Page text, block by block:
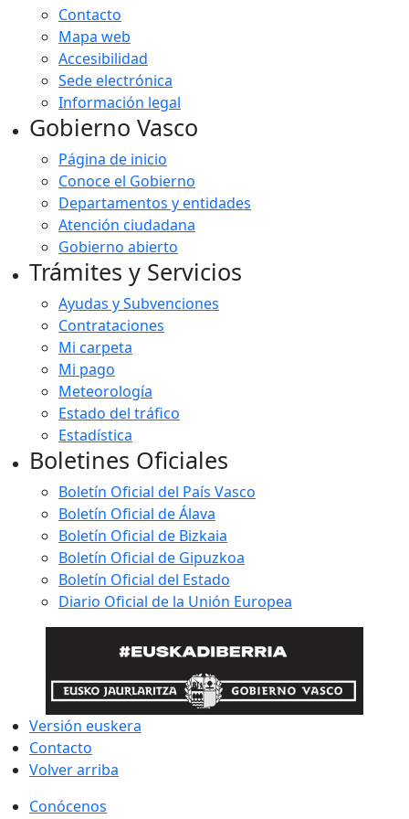
Contacto
Mapa web
Accesibilidad
Sede electrónica
Información legal
Gobierno Vasco
Página de inicio
Conoce el Gobierno
Departamentos y entidades
Atención ciudadana
Gobierno abierto
Trámites y Servicios
Ayudas y Subvenciones
Contrataciones
Mi carpeta
Mi pago
Meteorología
Estado del tráfico
Estadística
Boletines Oficiales
Boletín Oficial del País Vasco
Boletín Oficial de Álava
Boletín Oficial de Bizkaia
Boletín Oficial de Gipuzkoa
Boletín Oficial del Estado
Diario Oficial de la Unión Europea
Versión euskera
Contacto
Volver arriba
Conócenos